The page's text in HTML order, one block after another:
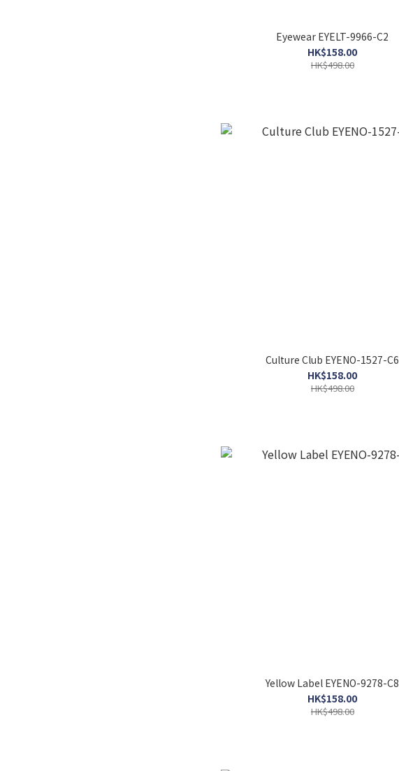
Eyewear EYELT-9966-C2
HK$158.00
HK$498.00
Culture Club EYENO-1527-C6
HK$158.00
HK$498.00
Yellow Label EYENO-9278-C8
HK$158.00
HK$498.00